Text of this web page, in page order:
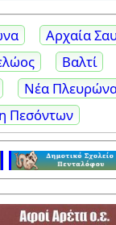
Αρχαία
Βαλτί
Νέα
Πεσόντων